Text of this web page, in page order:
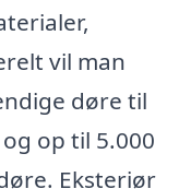
vil man
døre til
op til 5.000
Eksteriør